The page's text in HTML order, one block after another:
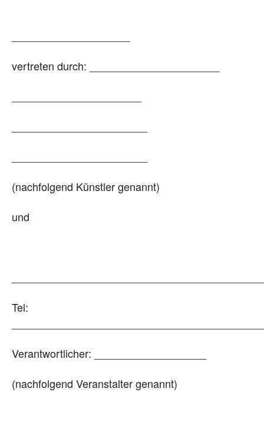
vertreten durch: ______________________
(nachfolgend Künstler genannt)
und
Tel:
Verantwortlicher: ___________________
(nachfolgend Veranstalter genannt)